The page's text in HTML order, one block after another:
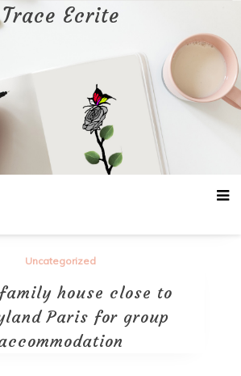
Trace Ecrite
Uncategorized
house close to
Paris for group